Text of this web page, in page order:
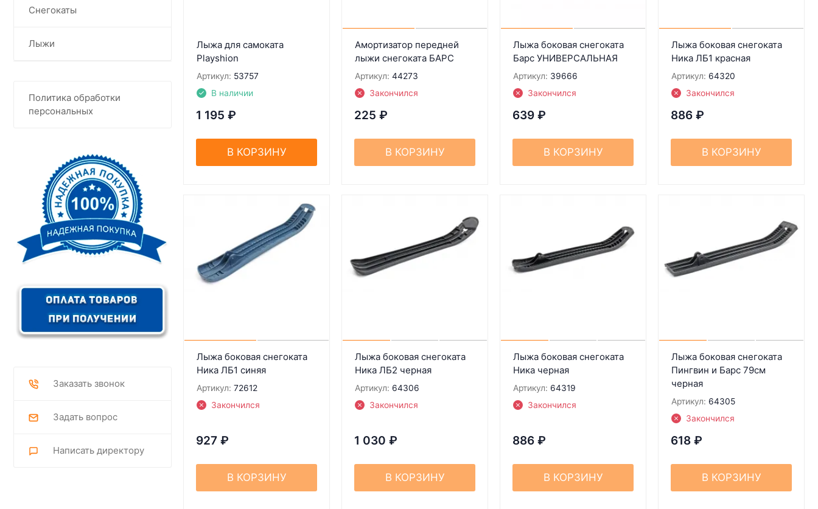
Снегокаты
Лыжи
Политика обработки
персональных
Заказать звонок
Задать вопрос
Написать директору
Лыжа для самоката
Playshion
Артикул: 53757
В наличии
1 195 ₽
В КОРЗИНУ
Амортизатор передней
лыжи снегоката БАРС
Артикул: 44273
Закончился
225 ₽
В КОРЗИНУ
Лыжа боковая снегоката
Барс УНИВЕРСАЛЬНАЯ
Артикул: 39666
Закончился
639 ₽
В КОРЗИНУ
Лыжа боковая снегоката
Ника ЛБ1 красная
Артикул: 64320
Закончился
886 ₽
В КОРЗИНУ
Лыжа боковая снегоката
Ника ЛБ1 синяя
Артикул: 72612
Закончился
927 ₽
В КОРЗИНУ
Лыжа боковая снегоката
Ника ЛБ2 черная
Артикул: 64306
Закончился
1 030 ₽
В КОРЗИНУ
Лыжа боковая снегоката
Ника черная
Артикул: 64319
Закончился
886 ₽
В КОРЗИНУ
Лыжа боковая снегоката
Пингвин и Барс 79см
черная
Артикул: 64305
Закончился
618 ₽
В КОРЗИНУ